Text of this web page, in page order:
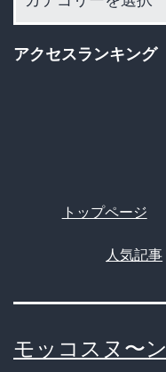
リ
アクセスランキング
トップページ
人気記事
モッコスヌ〜ン